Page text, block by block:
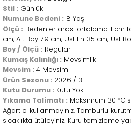
Stil : Günlük
Numune Bedeni : 8 Yaş
Ölçü : Bedenler arası ortalama 1 cm
cm, Alt Boy 79 cm, Üst En 35 cm, Üst
Boy / Ölçü : Regular
Kumaş Kalınlığı : Mevsimlik
Mevsim : 4 Mevsim
Ürün Sezonu : 2026 / 3
Kutu Durumu : Kutu Yok
Yıkama Talimatı : Maksimum 30 °C
Ağartıcı kullanmayınız. Tamburlu
sıcaklıkta ütüleyiniz. Kuru temizleme